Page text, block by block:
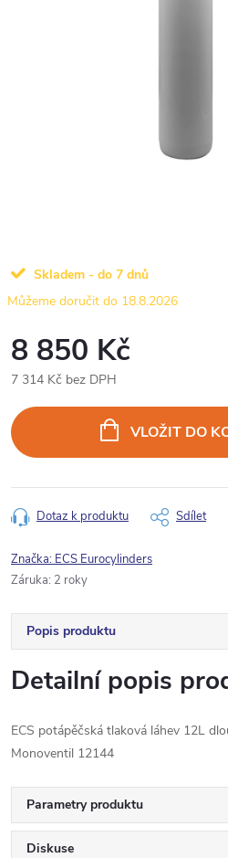
Skladem - do 7 dnů
18.8.2026
8 850 Kč
7 314 Kč bez DPH
cena:
VLOŽIT DO
Dotaz k produktu Sdílet
Značka: ECS Eurocylinders
Záruka: 2 roky
Popis produktu
Detailní popis
ECS potápěčská tlaková láhev 12L
Monoventil 12144
Parametry produktu
Diskuse